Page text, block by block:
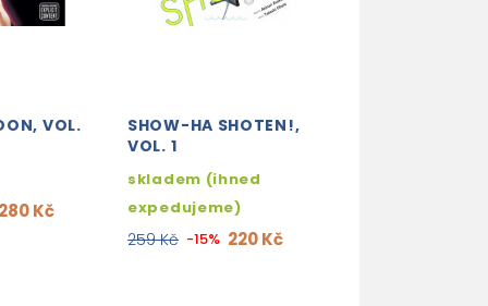
VOL.
280 Kč
SHOW-HA SHOTEN!,
VOL. 1
skladem (ihned
expedujeme)
259 Kč -15% 220 Kč